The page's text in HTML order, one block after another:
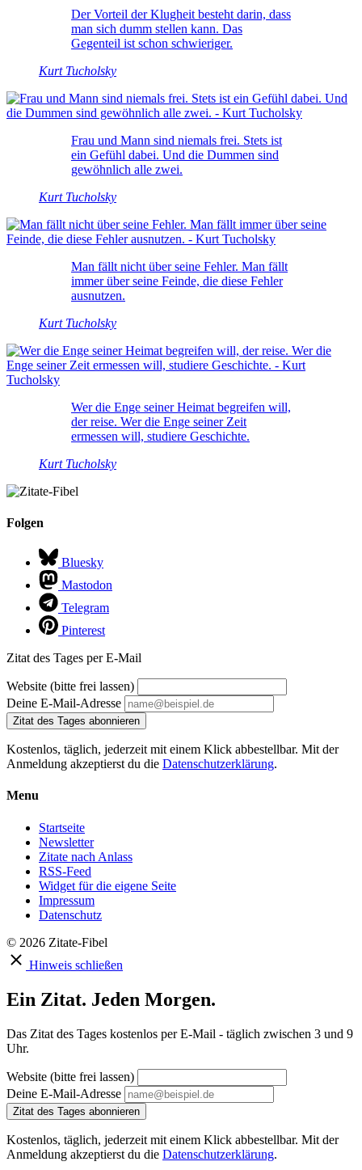
Der Vorteil der Klugheit besteht darin, dass
man sich dumm stellen kann. Das
Gegenteil ist schon schwieriger.
Kurt Tucholsky
Frau und Mann sind niemals frei. Stets ist
ein Gefühl dabei. Und die Dummen sind
gewöhnlich alle zwei.
Kurt Tucholsky
Man fällt nicht über seine Fehler. Man fällt
immer über seine Feinde, die diese Fehler
ausnutzen.
Kurt Tucholsky
Wer die Enge seiner Heimat begreifen will,
der reise. Wer die Enge seiner Zeit
ermessen will, studiere Geschichte.
Kurt Tucholsky
Folgen
Bluesky
Mastodon
Telegram
Pinterest
Zitat des Tages per E-Mail
Website (bitte frei lassen)
Deine E-Mail-Adresse
Zitat des Tages abonnieren
Kostenlos, täglich, jederzeit mit einem Klick abbestellbar. Mit der
Anmeldung akzeptierst du die Datenschutzerklärung.
Menu
Startseite
Newsletter
Zitate nach Anlass
RSS-Feed
Widget für die eigene Seite
Impressum
Datenschutz
© 2026 Zitate-Fibel
Hinweis schließen
Ein Zitat. Jeden Morgen.
Das Zitat des Tages kostenlos per E-Mail - täglich zwischen 3 und 9
Uhr.
Website (bitte frei lassen)
Deine E-Mail-Adresse
Zitat des Tages abonnieren
Kostenlos, täglich, jederzeit mit einem Klick abbestellbar. Mit der
Anmeldung akzeptierst du die Datenschutzerklärung.